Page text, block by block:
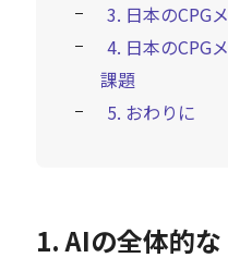
3. 日本のCPG
4. 日本のCPG
課題
5. おわりに
1. AIの全体的